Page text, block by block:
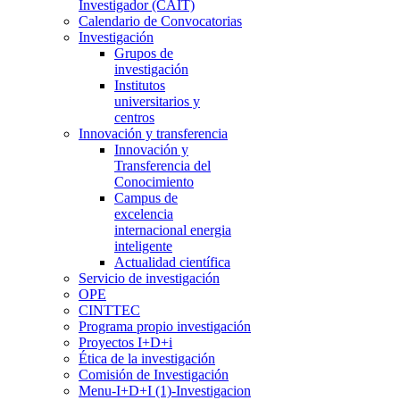
Investigador (CAIT)
Calendario de Convocatorias
Investigación
Grupos de
investigación
Institutos
universitarios y
centros
Innovación y transferencia
Innovación y
Transferencia del
Conocimiento
Campus de
excelencia
internacional energia
inteligente
Actualidad científica
Servicio de investigación
OPE
CINTTEC
Programa propio investigación
Proyectos I+D+i
Ética de la investigación
Comisión de Investigación
Menu-I+D+I (1)-Investigacion